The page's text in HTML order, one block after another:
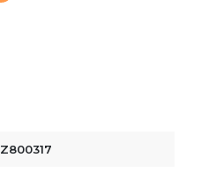
Z800317